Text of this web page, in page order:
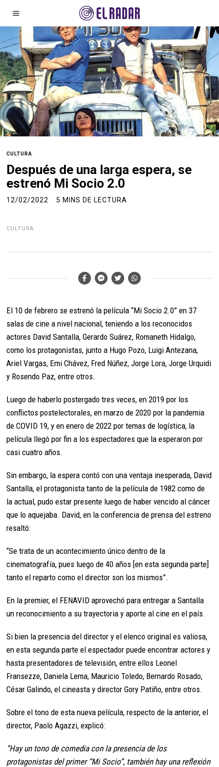
CULTURA
Después de una larga espera, se
estrenó Mi Socio 2.0
12/02/2022 5 MINS DE LECTURA
CULTURA
El 10 de febrero se estrenó la película “Mi Socio 2.0” en 37
salas de cine a nivel nacional, teniendo a los reconocidos
actores David Santalla, Gerardo Suárez, Romaneth Hidalgo,
como los protagonistas, junto a Hugo Pozo, Luigi Antezana,
Ariel Vargas, Emi Chávez, Fred Núñez, Jorge Lora, Jorge Urquidi
y Rosendo Paz, entre otros.
Luego de haberlo postergado tres veces, en 2019 por los
conflictos postelectorales, en marzo de 2020 por la pandemia
de COVID 19, y en enero de 2022 por temas de logística, la
película llegó por fin a los espectadores que la esperaron por
casi cuatro años.
Sin embargo, la espera contó con una ventaja inesperada, David
Santalla, el protagonista tanto de la película de 1982 como de
la actual, pudo estar presente luego de haber vencido al cáncer
que lo aquejaba. David, en la conferencia de prensa del estreno
resaltó:
“Se trata de un acontecimiento único dentro de la
cinematografía, pues luego de 40 años [en esta segunda parte]
tanto el reparto como el director son los mismos”.
En la premier, el FENAVID aprovechó para entregar a Santalla
un reconocimiento a su trayectoria y aporte al cine en el país.
Si bien la presencia del director y el elenco original es valiosa,
en esta segunda parte el espectador puede encontrar actores y
hasta presentadores de televisión, entre ellos Leonel
Fransezze, Daniela Lema, Mauricio Toledo, Bernardo Rosado,
César Galindo, el cineasta y director Gory Patiño, entre otros.
Sobre el tono de esta nueva película, respecto de la anterior, el
director, Paolo Agazzi, explicó:
“Hay un tono de comedia con la presencia de los
protagonistas del primer “Mi Socio”, también hay una reflexión